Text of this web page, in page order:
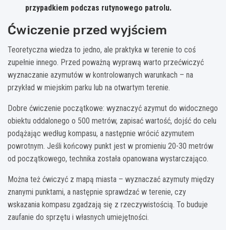
przypadkiem podczas rutynowego patrolu.
Ćwiczenie przed wyjściem
Teoretyczna wiedza to jedno, ale praktyka w terenie to coś
zupełnie innego. Przed poważną wyprawą warto przećwiczyć
wyznaczanie azymutów w kontrolowanych warunkach – na
przykład w miejskim parku lub na otwartym terenie.
Dobre ćwiczenie początkowe: wyznaczyć azymut do widocznego
obiektu oddalonego o 500 metrów, zapisać wartość, dojść do celu
podążając według kompasu, a następnie wrócić azymutem
powrotnym. Jeśli końcowy punkt jest w promieniu 20-30 metrów
od początkowego, technika została opanowana wystarczająco.
Można też ćwiczyć z mapą miasta – wyznaczać azymuty między
znanymi punktami, a następnie sprawdzać w terenie, czy
wskazania kompasu zgadzają się z rzeczywistością. To buduje
zaufanie do sprzętu i własnych umiejętności.